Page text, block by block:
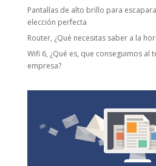
Pantallas de alto brillo para
elección perfecta
Router, ¿Qué necesitas saber a la
Wifi 6, ¿Qué es, que conseguimos al
empresa?